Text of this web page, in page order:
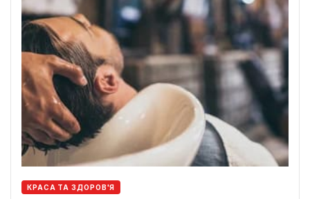
КРАСА ТА ЗДОРОВ'Я